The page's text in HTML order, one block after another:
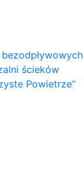
ścieków
Powietrze”